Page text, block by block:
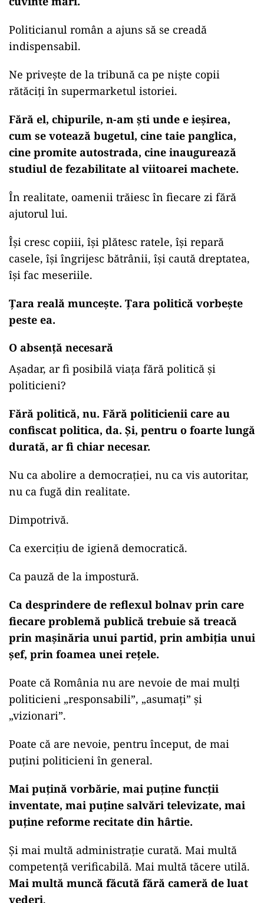
Politicianul român a ajuns să se creadă
indispensabil.
Ne privește de la tribună ca pe niște copii
rătăciți în supermarketul istoriei.
Fără el, chipurile, n-am ști unde e ieșirea,
cum se votează bugetul, cine taie panglica,
cine promite autostrada, cine inaugurează
studiul de fezabilitate al viitoarei machete.
În realitate, oamenii trăiesc în fiecare zi fără
ajutorul lui.
Își cresc copiii, își plătesc ratele, își repară
casele, își îngrijesc bătrânii, își caută dreptatea,
își fac meseriile.
Țara reală muncește. Țara politică vorbește
peste ea.
O absență necesară
Așadar, ar fi posibilă viața fără politică și
politicieni?
Fără politică, nu. Fără politicienii care au
confiscat politica, da. Și, pentru o foarte lungă
durată, ar fi chiar necesar.
Nu ca abolire a democrației, nu ca vis autoritar,
nu ca fugă din realitate.
Dimpotrivă.
Ca exercițiu de igienă democratică.
Ca pauză de la impostură.
Ca desprindere de reflexul bolnav prin care
fiecare problemă publică trebuie să treacă
prin mașinăria unui partid, prin ambiția unui
șef, prin foamea unei rețele.
Poate că România nu are nevoie de mai mulți
politicieni „responsabili”, „asumați” și
„vizionari”.
Poate că are nevoie, pentru început, de mai
puțini politicieni în general.
Mai puțină vorbărie, mai puține funcții
inventate, mai puține salvări televizate, mai
puține reforme recitate din hârtie.
Și mai multă administrație curată. Mai multă
competență verificabilă. Mai multă tăcere utilă.
Mai multă muncă făcută fără cameră de luat
vederi.